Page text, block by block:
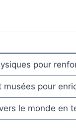
pour
pour
le monde en